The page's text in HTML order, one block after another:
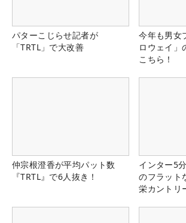
パターこじらせ記者が
「TRTL」で大改善
今年も男女
ロウェイ」
こちら！
仲宗根澄香が平均パット数
『TRTL』で6人抜き！
インター5
のフラット
栄カントリ